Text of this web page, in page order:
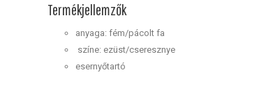
Termékjellemzők
anyaga: fém/pácolt fa
színe: ezüst/cseresznye
esernyőtartó